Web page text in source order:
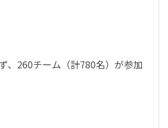
、260チーム（計780名）が参加